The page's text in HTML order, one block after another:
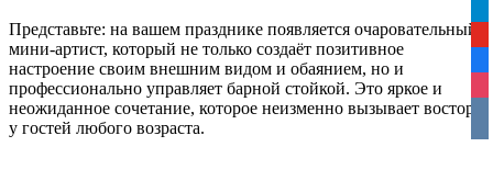
Представьте: на вашем празднике появляется очаровательный
мини-артист, который не только создаёт позитивное
настроение своим внешним видом и обаянием, но и
профессионально управляет барной стойкой. Это яркое и
неожиданное сочетание, которое неизменно вызывает восторг
у гостей любого возраста.